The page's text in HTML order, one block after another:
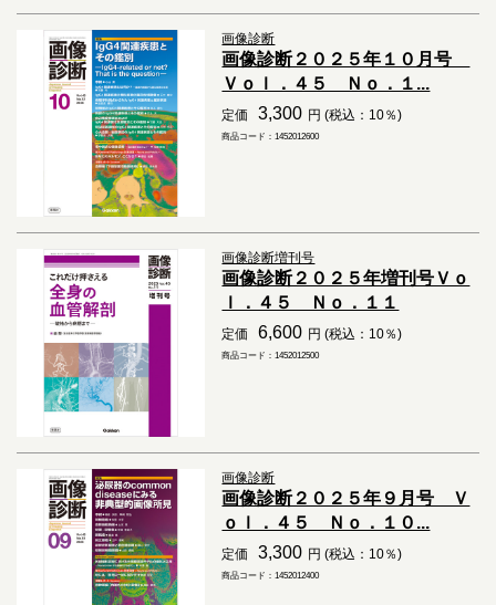
画像診断
画像診断２０２５年１０月号
Ｖｏｌ．４５ Ｎｏ．１...
定価 3,300 円 (税込：10％)
商品コード：1452012600
画像診断増刊号
画像診断２０２５年増刊号Ｖｏ
ｌ．４５ Ｎｏ．１１
定価 6,600 円 (税込：10％)
商品コード：1452012500
画像診断
画像診断２０２５年９月号 Ｖ
ｏｌ．４５ Ｎｏ．１０...
定価 3,300 円 (税込：10％)
商品コード：1452012400